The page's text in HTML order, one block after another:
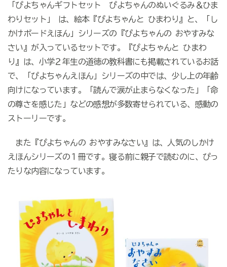
「ぴよちゃんギフトセット ぴよちゃんのぬいぐるみ＆ひま
わりセット」 は、絵本『ぴよちゃんと ひまわり』と、「し
かけボードえほん」シリーズの『ぴよちゃんの おやすみな
さい』が入っているセットです。『ぴよちゃんと ひまわ
り』は、小学２年生の道徳の教科書にも掲載されているお話
で、「ぴよちゃんえほん」シリーズの中では、少し上の年齢
向けになっています。「読んで涙が止まらなくなった」「命
の尊さを感じた」などの感想が多数寄せられている、感動の
ストーリーです。
また『ぴよちゃんの おやすみなさい』は、人気のしかけ
えほんシリーズの１冊です。寝る前に親子で読むのに、ぴっ
たりな内容になっています。